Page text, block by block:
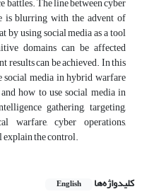
is blurring with the advent of
by using social media as a tool
domains can be affected
results can be achieved. In this
media in hybrid warfare
how to use social media in
gathering, targeting,
warfare, cyber operations,
explain the control.
کلیدواژه‌ها English